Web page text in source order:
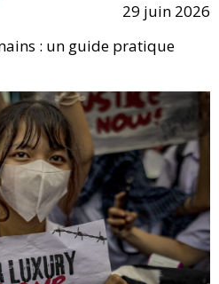
29 juin 2026
: un guide pratique